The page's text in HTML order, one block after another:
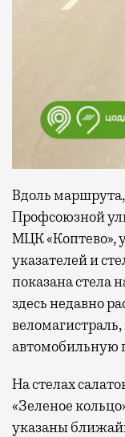
Вдоль
Профсоюзной
МЦК «Коптево»,
указателей и
показана стела
здесь недавно
автомобильную
На стелах
«Зеленое
указаны